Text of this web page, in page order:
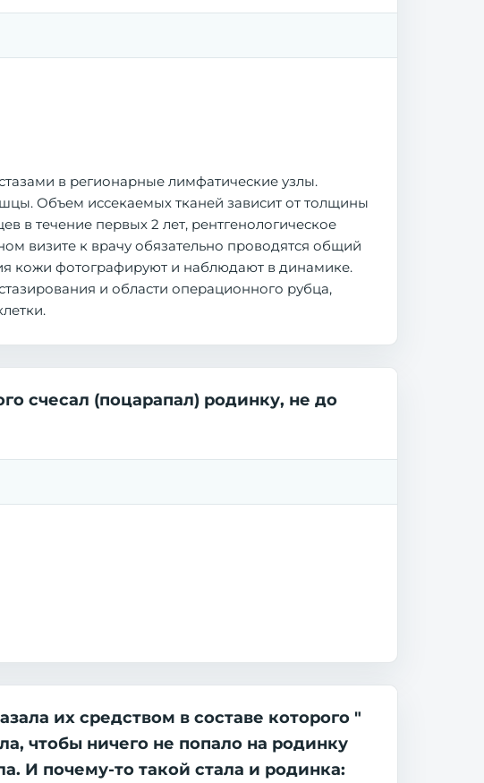
в регионарные лимфатические узлы.
Объем иссекаемых тканей зависит от толщины
в течение первых 2 лет, рентгенологическое
визите к врачу обязательно проводятся общий
кожи фотографируют и наблюдают в динамике.
и области операционного рубца,
счесал (поцарапал) родинку, не до
их средством в составе которого "
чтобы ничего не попало на родинку
И почему-то такой стала и родинка: